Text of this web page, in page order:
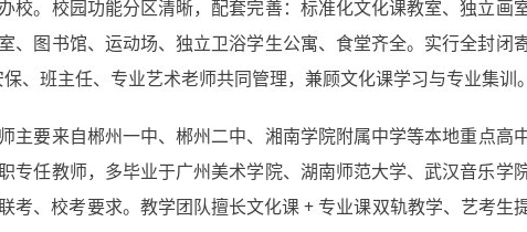
校。校园功能分区清晰，配套完善：标准化文化课教室、独立画
、图书馆、运动场、独立卫浴学生公寓、食堂齐全。实行全封闭
、班主任、专业艺术老师共同管理，兼顾文化课学习与专业集训。
主要来自郴州一中、郴州二中、湘南学院附属中学等本地重点高
专任教师，多毕业于广州美术学院、湖南师范大学、武汉音乐学
考、校考要求。教学团队擅长文化课 + 专业课双轨教学、艺考生